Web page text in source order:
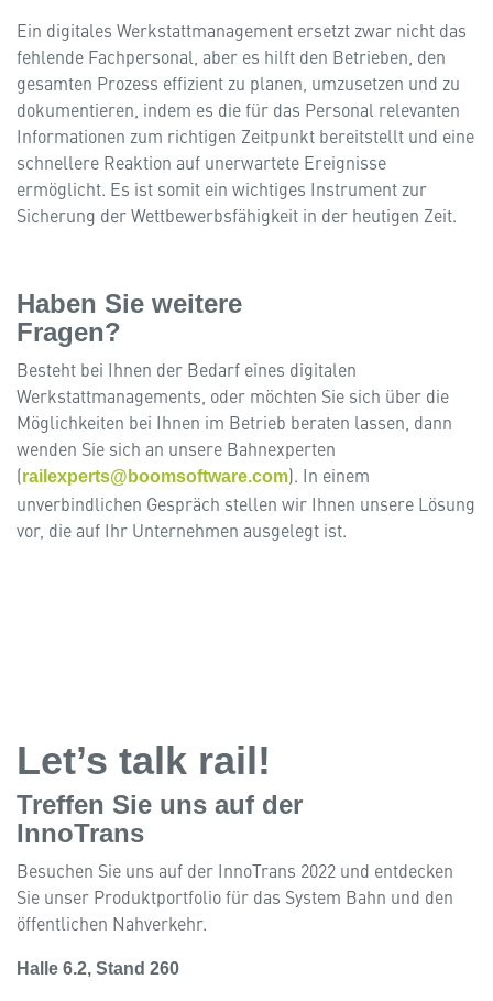
Ein digitales Werkstattmanagement ersetzt zwar nicht das
fehlende Fachpersonal, aber es hilft den Betrieben, den
gesamten Prozess effizient zu planen, umzusetzen und zu
dokumentieren, indem es die für das Personal relevanten
Informationen zum richtigen Zeitpunkt bereitstellt und eine
schnellere Reaktion auf unerwartete Ereignisse
ermöglicht. Es ist somit ein wichtiges Instrument zur
Sicherung der Wettbewerbsfähigkeit in der heutigen Zeit.
Haben Sie weitere
Fragen?
Besteht bei Ihnen der Bedarf eines digitalen
Werkstattmanagements, oder möchten Sie sich über die
Möglichkeiten bei Ihnen im Betrieb beraten lassen, dann
wenden Sie sich an unsere Bahnexperten
(railexperts@boomsoftware.com). In einem
unverbindlichen Gespräch stellen wir Ihnen unsere Lösung
vor, die auf Ihr Unternehmen ausgelegt ist.
Let’s talk rail!
Treffen Sie uns auf der
InnoTrans
Besuchen Sie uns auf der InnoTrans 2022 und entdecken
Sie unser Produktportfolio für das System Bahn und den
öffentlichen Nahverkehr.
Halle 6.2, Stand 260